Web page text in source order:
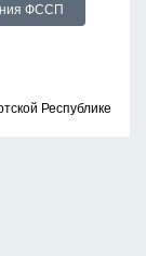
ФССП
Республике